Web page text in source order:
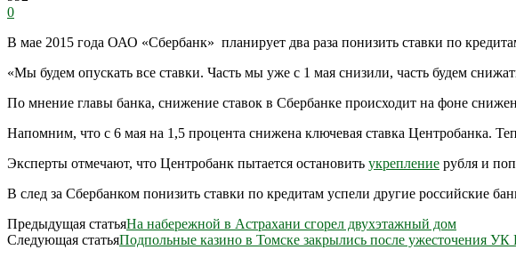
0
В мае 2015 года ОАО «Сбербанк» планирует два раза понизить ставки по
«Мы будем опускать все ставки. Часть мы уже с 1 мая снизили, часть будем
По мнение главы банка, снижение ставок в Сбербанке происходит на фоне
Напомним, что с 6 мая на 1,5 процента снижена ключевая ставка Центробанка.
Эксперты отмечают, что Центробанк пытается остановить укрепление рубля и
В след за Сбербанком понизить ставки по кредитам успели другие российские
Предыдущая статьяНа набережной в Астрахани сгорел двухэтажный дом
Следующая статьяПодпольные казино в Томске закрылись после ужесточения